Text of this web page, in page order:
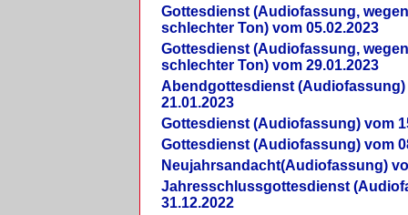
Gottesdienst (Audiofassung,
schlechter Ton) vom 05.02.2023
Gottesdienst (Audiofassung,
schlechter Ton) vom 29.01.2023
Abendgottesdienst (Audiofassung)
21.01.2023
Gottesdienst (Audiofassung) vom
Gottesdienst (Audiofassung) vom
Neujahrsandacht(Audiofassung)
Jahresschlussgottesdienst
31.12.2022